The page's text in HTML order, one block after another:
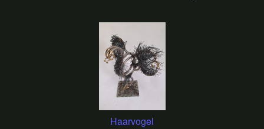
Haarvogel